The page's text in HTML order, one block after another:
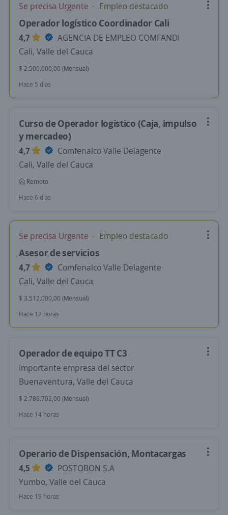
Se precisa Urgente Empleo destacado
Operador logístico Coordinador Cali
4,7
AGENCIA DE EMPLEO COMFANDI
Cali, Valle del Cauca
$ 2.500.000,00 (Mensual)
Hace 5 días
Curso de Operador logístico (Caja, impulso
y mercadeo)
4,7
Comfenalco Valle Delagente
Cali, Valle del Cauca
Remoto
Hace 6 días
Se precisa Urgente Empleo destacado
Asesor de servicios
4,7
Comfenalco Valle Delagente
Cali, Valle del Cauca
$ 3.512.000,00 (Mensual)
Hace 12 horas
Operador de equipo TT C3
Importante empresa del sector
Buenaventura, Valle del Cauca
$ 2.786.702,00 (Mensual)
Hace 14 horas
Operario de Dispensación, Montacargas
4,5
POSTOBON S.A
Yumbo, Valle del Cauca
Hace 19 horas